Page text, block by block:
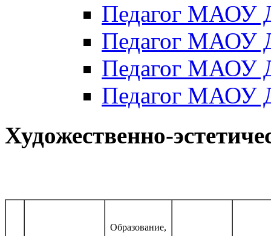
Педагог МАОУ
Педагог МАОУ
Педагог МАОУ
Педагог МАОУ
Художественно-
Образование,